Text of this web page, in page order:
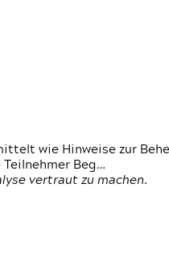
wie Hinweise zur
Beg…
vertraut zu machen.